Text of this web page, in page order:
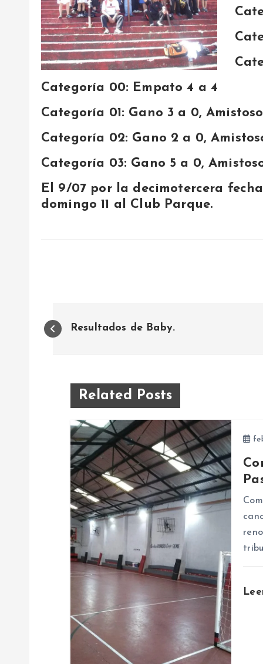
Categoría 00: Empato 4 a 4
Categoría 01: Gano 3 a 0,
Categoría 02: Gano 2 a 0,
Categoría 03: Gano 5 a 0,
El 9/07 por la decimotercera
domingo 11 al Club Parque.
N
Resultados de Baby.
Related Posts